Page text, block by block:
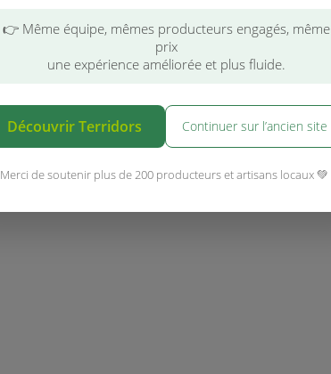
👉 Même équipe, mêmes producteurs engagés, même
prix
une expérience améliorée et plus fluide.
Découvrir Terridors Continuer sur l’ancien site
Merci de soutenir plus de 200 producteurs et artisans locaux 💚